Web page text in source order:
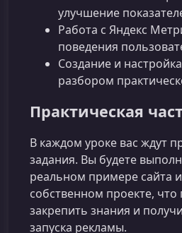
улучшение
Работа с Яндекс
поведения
Создание и
разбором
Практическая
В каждом уроке вас ждут
задания. Вы будете
реальном примере сайта
собственном проекте, что
закрепить знания и
запуска рекламы.